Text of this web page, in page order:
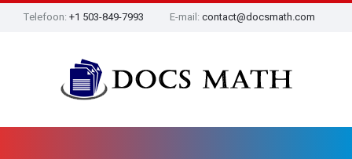
Telefoon: +1 503-849-7993 E-mail: contact@docsmath.com